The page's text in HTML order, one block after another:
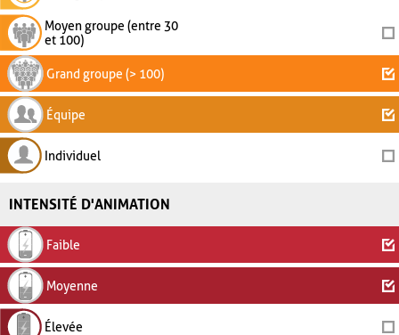
Moyen groupe (entre 30
et 100)
Grand groupe (> 100)
Équipe
Individuel
INTENSITÉ D'ANIMATION
Faible
Moyenne
Élevée